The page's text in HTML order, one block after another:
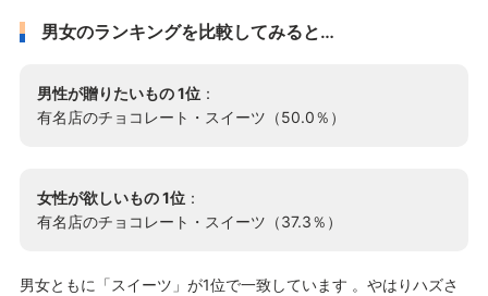
男女のランキングを比較してみると…
男性が贈りたいもの 1位：
有名店のチョコレート・スイーツ（50.0％）
女性が欲しいもの 1位：
有名店のチョコレート・スイーツ（37.3％）
男女ともに「スイーツ」が1位で一致しています 。やはりハズさ